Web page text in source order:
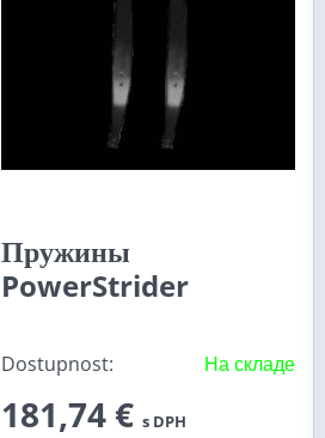
Пружины
PowerStrider
Dostupnost: На складе
181,74 € s DPH